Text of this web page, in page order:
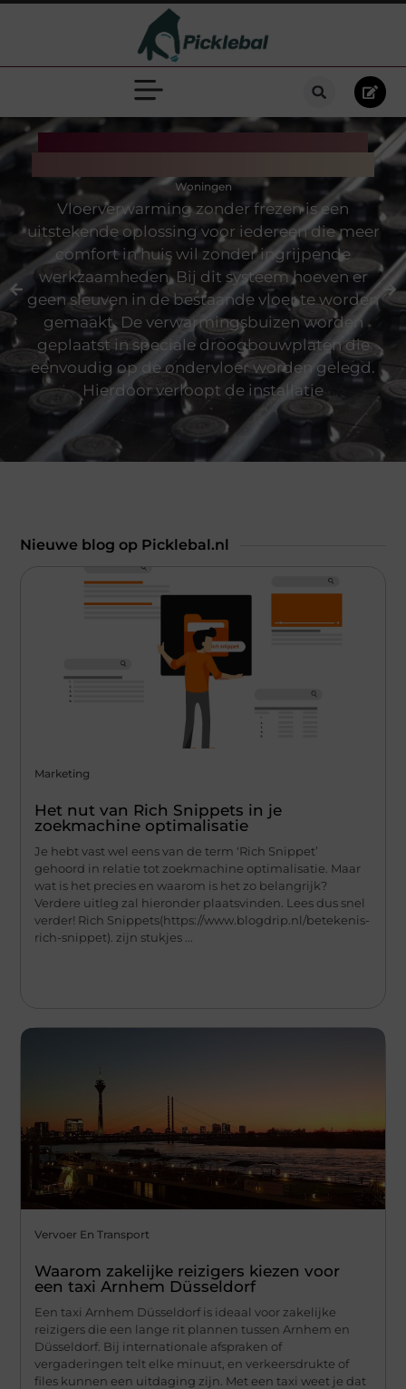
Woningen
Vloerverwarming zonder frezen is een
uitstekende oplossing voor iedereen die meer
comfort in huis wil zonder ingrijpende
werkzaamheden. Bij dit systeem hoeven er
geen sleuven in de bestaande vloer te worden
gemaakt. De verwarmingsbuizen worden
geplaatst in speciale droogbouwplaten die
eenvoudig op de ondervloer worden gelegd.
Hierdoor verloopt de installatie
Nieuwe blog op Picklebal.nl
Marketing
Het nut van Rich Snippets in je
zoekmachine optimalisatie
Je hebt vast wel eens van de term ‘Rich Snippet’
gehoord in relatie tot zoekmachine optimalisatie. Maar
wat is het precies en waarom is het zo belangrijk?
Verdere uitleg zal hieronder plaatsvinden. Lees dus snel
verder! Rich Snippets(https://www.blogdrip.nl/betekenis-
rich-snippet). zijn stukjes ...
Vervoer En Transport
Waarom zakelijke reizigers kiezen voor
een taxi Arnhem Düsseldorf
Een taxi Arnhem Düsseldorf is ideaal voor zakelijke
reizigers die een lange rit plannen tussen Arnhem en
Düsseldorf. Bij internationale afspraken of
vergaderingen telt elke minuut, en verkeersdrukte of
files kunnen een uitdaging zijn. Met een taxi weet je dat